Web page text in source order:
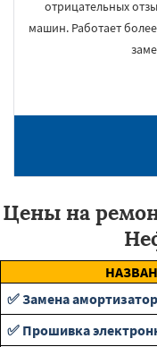
отрицательных
машин. Работает
Цены на
✅ Замена
✅ Прошивка